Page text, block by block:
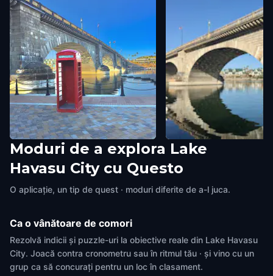
Phone Booth
Lake Havasu City,United States of
America
Ferry Terminal
Lake Havasu City
America
Moduri de a explora Lake
Havasu City cu Questo
O aplicație, un tip de quest · moduri diferite de a-l juca.
Ca o vânătoare de comori
Rezolvă indicii și puzzle-uri la obiective reale din Lake Havasu
City. Joacă contra cronometru sau în ritmul tău · și vino cu un
grup ca să concurați pentru un loc în clasament.